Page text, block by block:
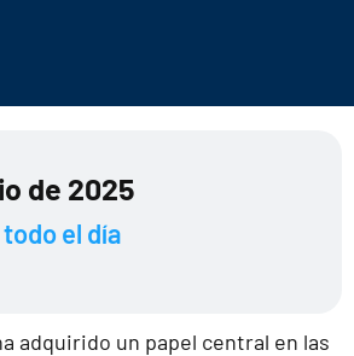
de 2025
el día
adquirido un papel central en las